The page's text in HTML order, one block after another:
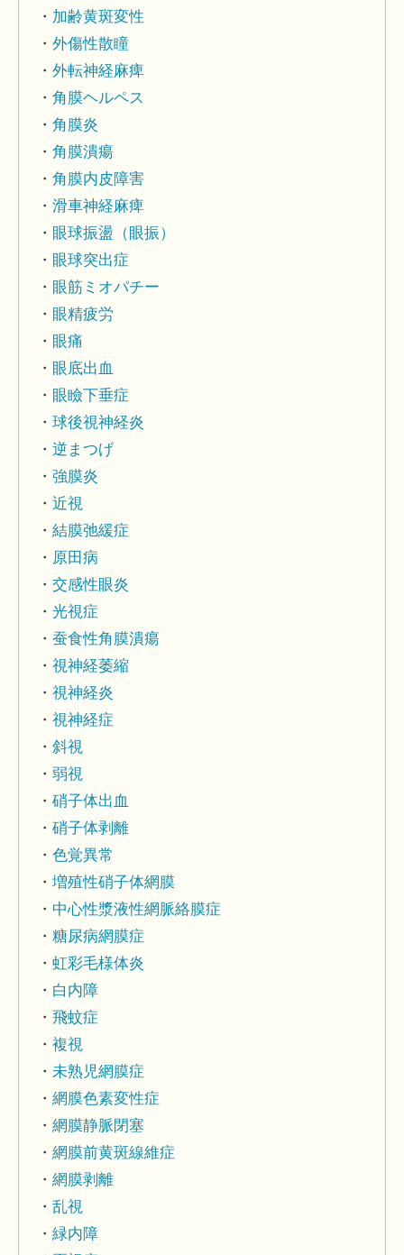
加齢黄斑変性
外傷性散瞳
外転神経麻痺
角膜ヘルペス
角膜炎
角膜潰瘍
角膜内皮障害
滑車神経麻痺
眼球振盪（眼振）
眼球突出症
眼筋ミオパチー
眼精疲労
眼痛
眼底出血
眼瞼下垂症
球後視神経炎
逆まつげ
強膜炎
近視
結膜弛緩症
原田病
交感性眼炎
光視症
蚕食性角膜潰瘍
視神経萎縮
視神経炎
視神経症
斜視
弱視
硝子体出血
硝子体剥離
色覚異常
増殖性硝子体網膜
中心性漿液性網脈絡膜症
糖尿病網膜症
虹彩毛様体炎
白内障
飛蚊症
複視
未熟児網膜症
網膜色素変性症
網膜静脈閉塞
網膜前黄斑線維症
網膜剥離
乱視
緑内障